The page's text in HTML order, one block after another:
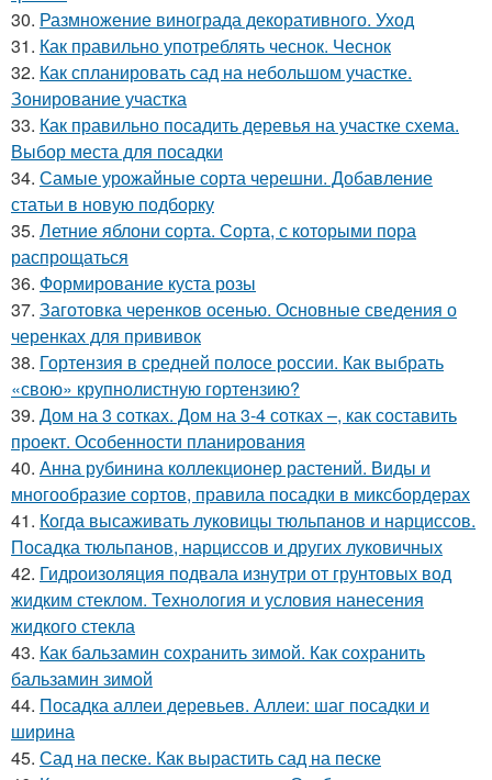
30. Размножение винограда декоративного. Уход
31. Как правильно употреблять чеснок. Чеснок
32. Как спланировать сад на небольшом участке.
Зонирование участка
33. Как правильно посадить деревья на участке схема.
Выбор места для посадки
34. Самые урожайные сорта черешни. Добавление
статьи в новую подборку
35. Летние яблони сорта. Сорта, с которыми пора
распрощаться
36. Формирование куста розы
37. Заготовка черенков осенью. Основные сведения о
черенках для прививок
38. Гортензия в средней полосе россии. Как выбрать
«свою» крупнолистную гортензию?
39. Дом на 3 сотках. Дом на 3-4 сотках –, как составить
проект. Особенности планирования
40. Анна рубинина коллекционер растений. Виды и
многообразие сортов, правила посадки в миксбордерах
41. Когда высаживать луковицы тюльпанов и нарциссов.
Посадка тюльпанов, нарциссов и других луковичных
42. Гидроизоляция подвала изнутри от грунтовых вод
жидким стеклом. Технология и условия нанесения
жидкого стекла
43. Как бальзамин сохранить зимой. Как сохранить
бальзамин зимой
44. Посадка аллеи деревьев. Аллеи: шаг посадки и
ширина
45. Сад на песке. Как вырастить сад на песке